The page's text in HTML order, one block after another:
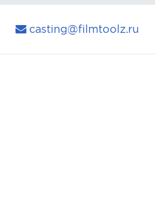
casting@filmtoolz.ru